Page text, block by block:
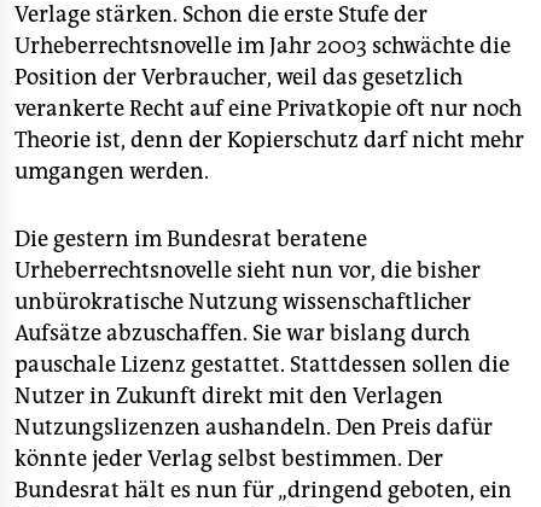
genossenschaft
epaper login
Verlage stärken. Schon die erste Stufe der
Urheberrechtsnovelle im Jahr 2003 schwächte die
Position der Verbraucher, weil das gesetzlich
verankerte Recht auf eine Privatkopie oft nur noch
Theorie ist, denn der Kopierschutz darf nicht mehr
umgangen werden.
Die gestern im Bundesrat beratene
Urheberrechtsnovelle sieht nun vor, die bisher
unbürokratische Nutzung wissenschaftlicher
Aufsätze abzuschaffen. Sie war bislang durch
pauschale Lizenz gestattet. Stattdessen sollen die
Nutzer in Zukunft direkt mit den Verlagen
Nutzungslizenzen aushandeln. Den Preis dafür
könnte jeder Verlag selbst bestimmen. Der
Bundesrat hält es nun für „dringend geboten, ein